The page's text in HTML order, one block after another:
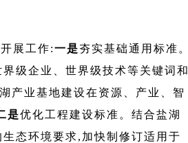
展工作:一是夯实基础通用标准。
级企业、世界级技术等关键词和
产业基地建设在资源、产业、智
是优化工程建设标准。结合盐湖
态环境要求,加快制修订适用于